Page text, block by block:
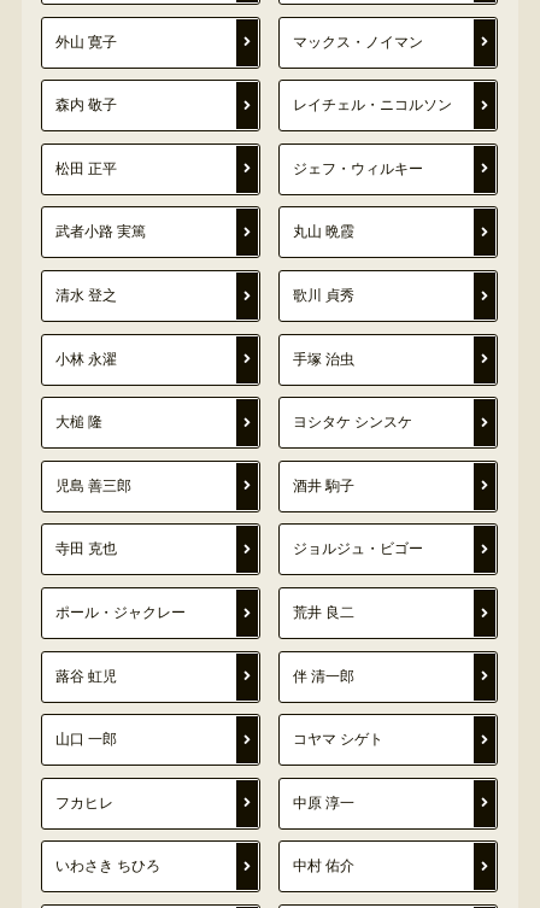
外山 寛子 マックス・ノイマン
森内 敬子 レイチェル・ニコルソン
松田 正平 ジェフ・ウィルキー
武者小路 実篤 丸山 晩霞
清水 登之 歌川 貞秀
小林 永濯 手塚 治虫
大槌 隆 ヨシタケ シンスケ
児島 善三郎 酒井 駒子
寺田 克也 ジョルジュ・ビゴー
ポール・ジャクレー 荒井 良二
蕗谷 虹児 伴 清一郎
山口 一郎 コヤマ シゲト
フカヒレ 中原 淳一
いわさき ちひろ 中村 佑介